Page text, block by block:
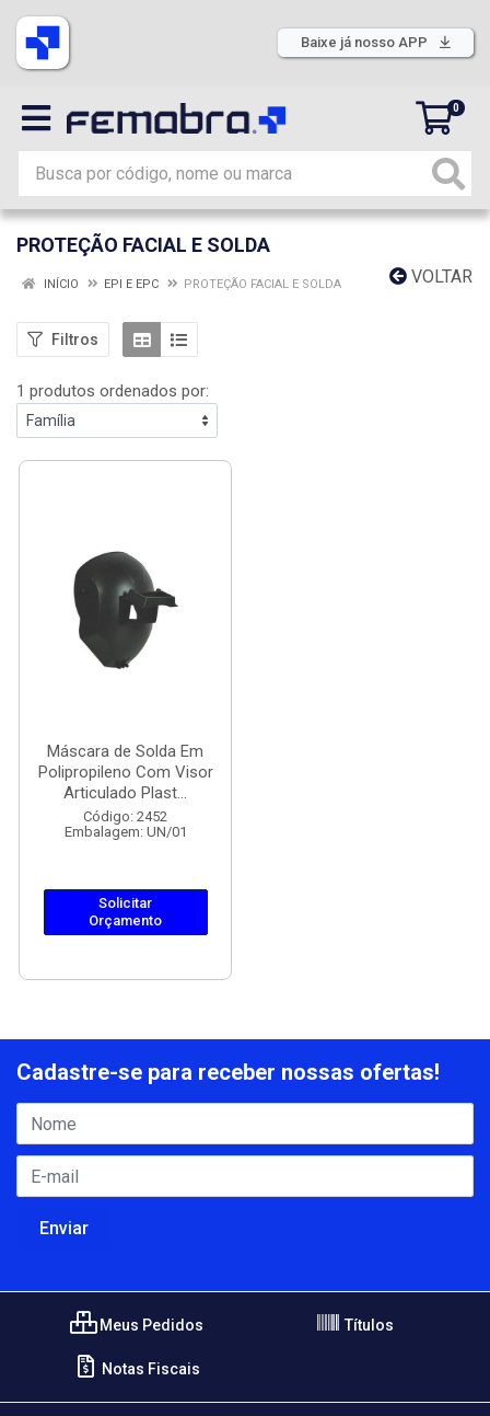
Baixe já nosso APP
0
PROTEÇÃO FACIAL E SOLDA
VOLTAR
INÍCIO EPI E EPC PROTEÇÃO FACIAL E SOLDA
Filtros
1 produtos ordenados por:
Máscara de Solda Em
Polipropileno Com Visor
Articulado Plast...
Código: 2452
Embalagem: UN/01
Solicitar
Orçamento
Cadastre-se para receber nossas ofertas!
Meus Pedidos Títulos
Notas Fiscais